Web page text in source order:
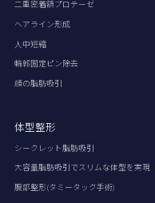
二重密着額プロテーゼ
ヘアライン形成
人中短縮
輪郭固定ピン除去
顔の脂肪吸引
体型整形
シークレット脂肪吸引
大容量脂肪吸引でスリムな体型を実現
腹部整形(タミータック手術)